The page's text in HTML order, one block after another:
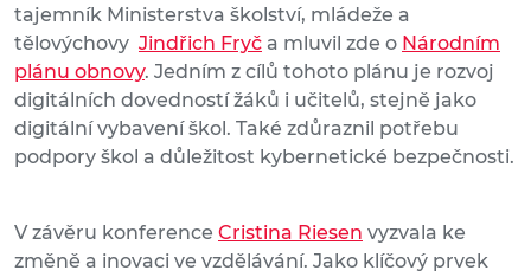
tajemník Ministerstva školství, mládeže a
tělovýchovy Jindřich Fryč a mluvil zde o Národním
plánu obnovy. Jedním z cílů tohoto plánu je rozvoj
digitálních dovedností žáků i učitelů, stejně jako
digitální vybavení škol. Také zdůraznil potřebu
podpory škol a důležitost kybernetické bezpečnosti.
V závěru konference Cristina Riesen vyzvala ke
změně a inovaci ve vzdělávání. Jako klíčový prvek